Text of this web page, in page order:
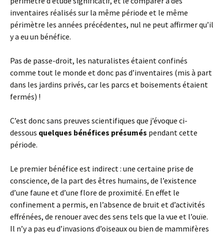
inventaires réalisés sur la même période et le même
périmètre les années précédentes, nul ne peut affirmer qu’il
y a eu un bénéfice.
Pas de passe-droit, les naturalistes étaient confinés
comme tout le monde et donc pas d’inventaires (mis à part
dans les jardins privés, car les parcs et boisements étaient
fermés) !
C’est donc sans preuves scientifiques que j’évoque ci-
dessous quelques bénéfices présumés pendant cette
période.
Le premier bénéfice est indirect : une certaine prise de
conscience, de la part des êtres humains, de l’existence
d’une faune et d’une flore de proximité. En effet le
confinement a permis, en l’absence de bruit et d’activités
effrénées, de renouer avec des sens tels que la vue et l’ouïe.
Il n’y a pas eu d’invasions d’oiseaux ou bien de mammifères